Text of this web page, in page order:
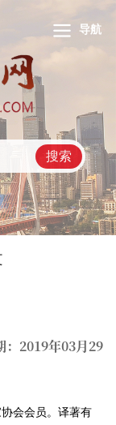
导航
搜索
2019年03月29
会会员。译著有